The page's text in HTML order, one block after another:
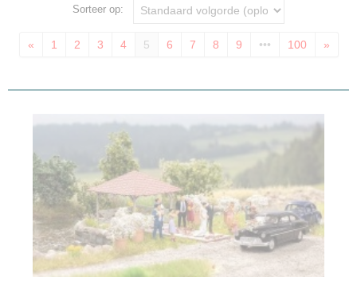
Sorteer op:
« 1 2 3 4 5 6 7 8 9 ••• 100 »